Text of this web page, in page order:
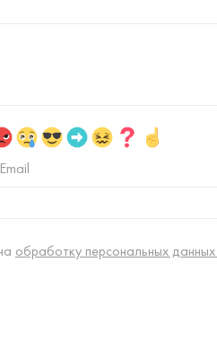
обработку персональных данных